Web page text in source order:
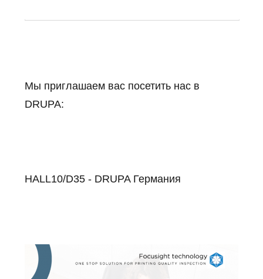
Мы приглашаем вас посетить нас в
DRUPA:
HALL10/D35 - DRUPA Германия